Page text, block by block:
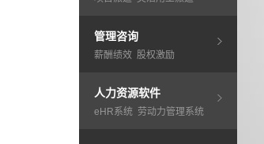
管理咨询
薪酬绩效 股权激励
人力资源软件
eHR系统 劳动力管理系统